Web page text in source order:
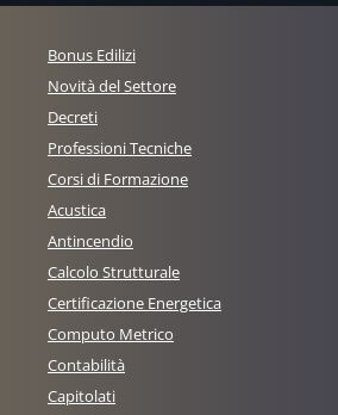
Bonus Edilizi
Novità del Settore
Decreti
Professioni Tecniche
Corsi di Formazione
Acustica
Antincendio
Calcolo Strutturale
Certificazione Energetica
Computo Metrico
Contabilità
Capitolati